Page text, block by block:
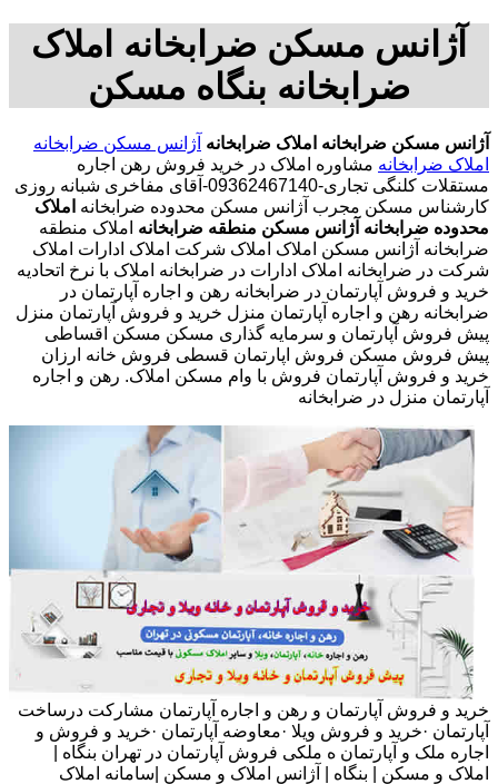
آژانس مسکن ضرابخانه املاک
ضرابخانه بنگاه مسکن
آژانس مسکن ضرابخانه املاک ضرابخانه آژانس مسکن ضرابخانه
املاک ضرابخانه مشاوره املاک در خرید فروش رهن اجاره
مستقلات کلنگی تجاری-09362467140-آقای مفاخری شبانه روزی
کارشناس مسکن مجرب آژانس مسکن محدوده ضرابخانه املاک
محدوده ضرابخانه آژانس مسکن منطقه ضرابخانه املاک منطقه
ضرابخانه آژانس مسکن املاک املاک شرکت املاک ادارات املاک
شرکت در ضرابخانه املاک ادارات در ضرابخانه املاک با نرخ اتحادیه
خرید و فروش آپارتمان در ضرابخانه رهن و اجاره آپارتمان در
ضرابخانه رهن و اجاره آپارتمان منزل خرید و فروش آپارتمان منزل
پیش فروش آپارتمان و سرمایه گذاری مسکن مسکن اقساطی
پیش فروش مسکن فروش اپارتمان قسطی فروش خانه ارزان
خرید و فروش آپارتمان فروش با وام مسکن املاک. رهن و اجاره
آپارتمان منزل در ضرابخانه
خرید و فروش آپارتمان و رهن و اجاره آپارتمان مشارکت درساخت
آپارتمان ·خرید و فروش ویلا ·معاوضه آپارتمان ·خرید و فروش و
اجاره ملک و آپارتمان ه ملکی فروش آپارتمان در تهران بنگاه |
املاک و مسکن | بنگاه | آژانس املاک و مسکن |سامانه املاک